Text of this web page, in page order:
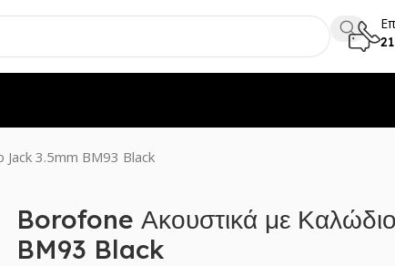
3.5mm BM93 Black
Borofone Ακουστικά με
BM93 Black